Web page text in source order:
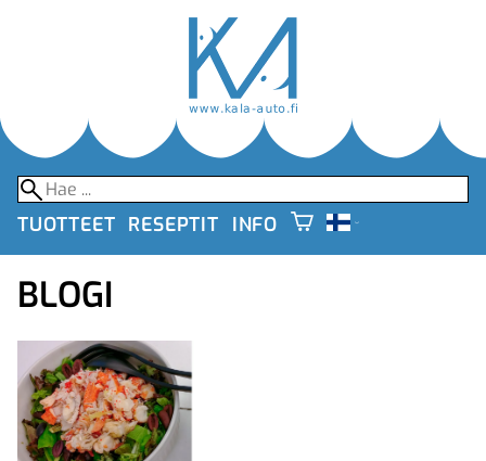
TUOTTEET RESEPTIT INFO
BLOGI